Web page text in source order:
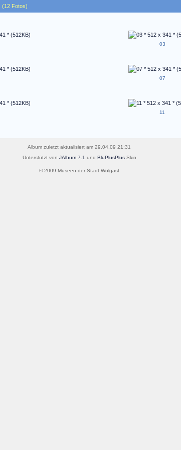
(12 Fotos)
03
07
11
Album zuletzt aktualisiert am 29.04.09 21:31
Unterstützt von JAlbum 7.1 und BluPlusPlusSkin
© 2009 Museen der Stadt Wolgast